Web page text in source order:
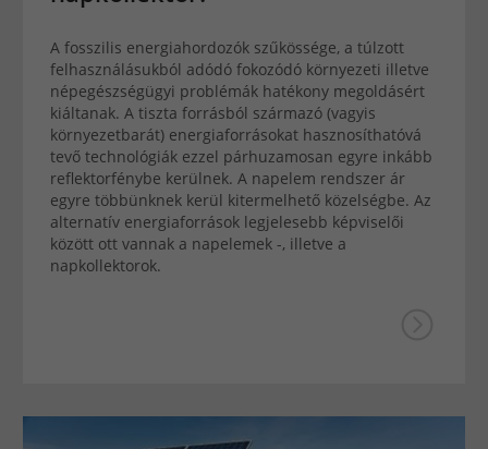
A fosszilis energiahordozók szűkössége, a túlzott
felhasználásukból adódó fokozódó környezeti illetve
népegészségügyi problémák hatékony megoldásért
kiáltanak. A tiszta forrásból származó (vagyis
környezetbarát) energiaforrásokat hasznosíthatóvá
tevő technológiák ezzel párhuzamosan egyre inkább
reflektorfénybe kerülnek. A napelem rendszer ár
egyre többünknek kerül kitermelhető közelségbe. Az
alternatív energiaforrások legjelesebb képviselői
között ott vannak a napelemek -, illetve a
napkollektorok.